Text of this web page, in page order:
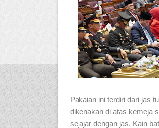
Pakaian ini terdiri dari jas
dikenakan di atas kemeja
sejajar dengan jas. Kain